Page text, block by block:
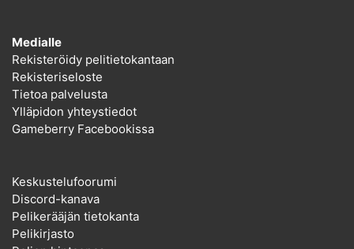
Medialle
Rekisteröidy pelitietokantaan
Rekisteriseloste
Tietoa palvelusta
Ylläpidon yhteystiedot
Gameberry Facebookissa
Keskustelufoorumi
Discord-kanava
Pelikerääjän tietokanta
Pelikirjasto